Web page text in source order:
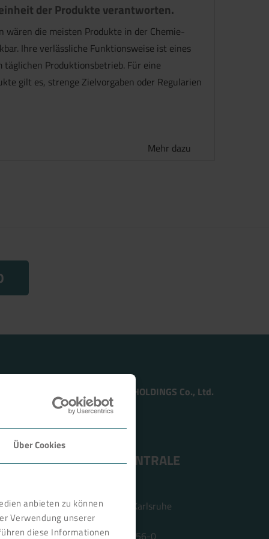
Über Cookies
anbieten zu können
Verwendung unserer
diese Informationen
der Produkte verantworten.
wären die meisten Produkte in der Chemie-
Ihre verlässliche Funktionsweise ist eines
Produktionsbetrieb. Für eine
gilt es, strenge Zielvorgaben oder Regularien
Member of the TSUKISHIMA HOLDINGS Co., Ltd.
ANSCHRIFT ZENTRALE
Tullastr. 64 | 76131 Karlsruhe
Deutschland
Telefon +49 721 96456-0